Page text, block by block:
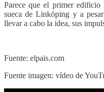
Parece que el primer edificio
sueca de Linköping y a
llevar a cabo la idea, sus
Fuente: elpais.com
Fuente imagen: vídeo de